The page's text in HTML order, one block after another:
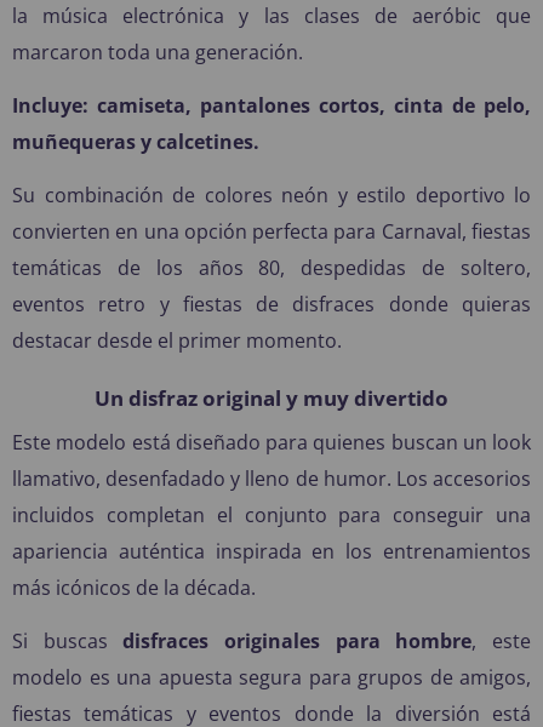
la música electrónica y las clases de aeróbic que
marcaron toda una generación.
Incluye: camiseta, pantalones cortos, cinta de pelo,
muñequeras y calcetines.
Su combinación de colores neón y estilo deportivo lo
convierten en una opción perfecta para Carnaval, fiestas
temáticas de los años 80, despedidas de soltero,
eventos retro y fiestas de disfraces donde quieras
destacar desde el primer momento.
Un disfraz original y muy divertido
Este modelo está diseñado para quienes buscan un look
llamativo, desenfadado y lleno de humor. Los accesorios
incluidos completan el conjunto para conseguir una
apariencia auténtica inspirada en los entrenamientos
más icónicos de la década.
Si buscasdisfraces originales para hombre, este
modelo es una apuesta segura para grupos de amigos,
fiestas temáticas y eventos donde la diversión está